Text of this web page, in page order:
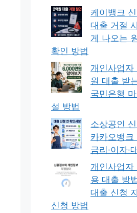
케이뱅크
대출 거절
게 나오는
확인 방법
개인사업
원 대출 받
국민은행
설 방법
소상공인
카카오뱅
금리·이자·
개인사업
용 대출 방
대출 신청
신청 방법